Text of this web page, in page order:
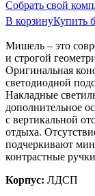
Собрать свой
В корзинуКупить
Мишель – это
и строгой
Оригинальная
светодиодной
Накладные
дополнительное
с вертикальной
отдыха.
подчеркивают
контрастные
Корпус: ЛДСП